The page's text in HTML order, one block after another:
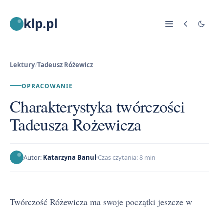
klp.pl
Lektury/Tadeusz Różewicz
OPRACOWANIE
Charakterystyka twórczości
Tadeusza Rożewicza
Autor: Katarzyna Banul Czas czytania: 8 min
Twórczość Różewicza ma swoje początki jeszcze w